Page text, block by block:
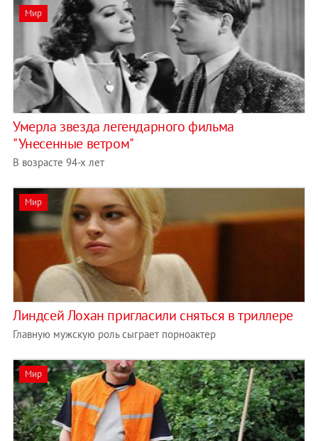
Мир
Умерла звезда легендарного фильма
"Унесенные ветром"
В возрасте 94-х лет
Мир
Линдсей Лохан пригласили сняться в триллере
Главную мужскую роль сыграет порноактер
Мир